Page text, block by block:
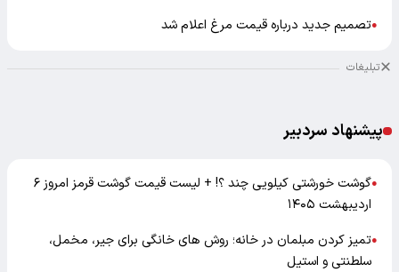
●تصمیم جدید درباره قیمت مرغ اعلام شد
تبلیغات
پیشنهاد سردبیر
●
گوشت خورشتی کیلویی چند ؟! + لیست قیمت گوشت قرمز امروز ۶
اردیبهشت ۱۴۰۵
●تمیز کردن مبلمان در خانه؛ روش های خانگی برای جیر، مخمل،
سلطنتی و استیل